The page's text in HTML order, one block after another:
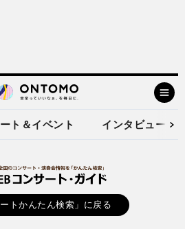
ト＆イベント インタビュー
トかんたん検索」に戻る